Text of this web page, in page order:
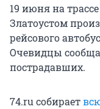
19 июня на
Златоустом
рейсового
Очевидцы
пострадавших.
74.ru собирает